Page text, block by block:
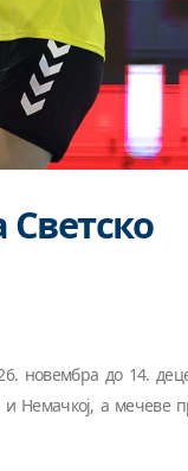
новембра до 14.
Немачкој, а мечеве